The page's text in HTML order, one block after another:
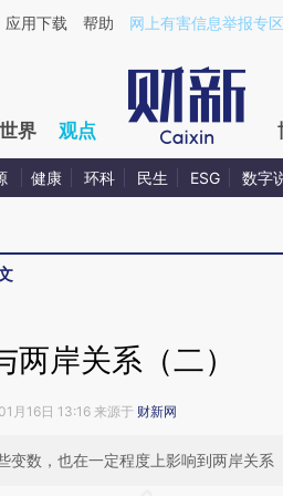
UMuSXLnS](https://
应用下载 帮助 网上有害信息举报专区
世界 观点
健康 环科 民生 ESG 数字
两岸关系（二）
月16日 13:16 来源于 财新网
变数，也在一定程度上影响到两岸关系